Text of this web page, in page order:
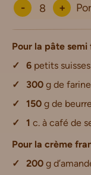
-
+
Pour la pâte
6 petits suisses
300 g de
150 g de
1 c. à café de
Pour la crème
200 g